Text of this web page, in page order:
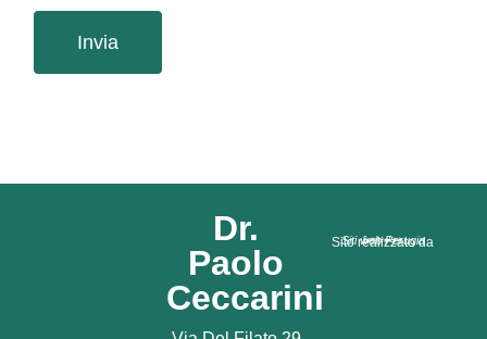
Invia
Dr.
Paolo
Ceccarini
Sito realizzato da
Siti web Perugia